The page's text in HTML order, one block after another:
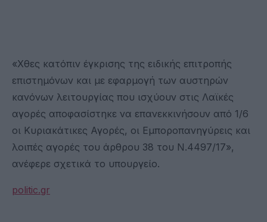
«Χθες κατόπιν έγκρισης της ειδικής επιτροπής
επιστημόνων και με εφαρμογή των αυστηρών
κανόνων λειτουργίας που ισχύουν στις Λαϊκές
αγορές αποφασίστηκε να επανεκκινήσουν από 1/6
οι Κυριακάτικες Αγορές, οι Εμποροπανηγύρεις και
λοιπές αγορές του άρθρου 38 του Ν.4497/17»,
ανέφερε σχετικά το υπουργείο.
politic.gr